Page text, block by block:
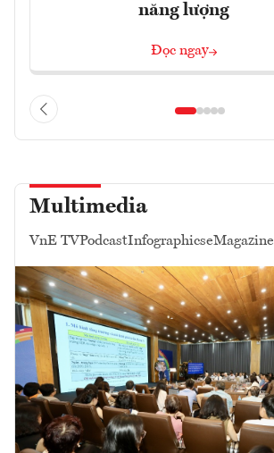
năng lượng
Đọc ngay
Multimedia
VnE TVPodcastInfographicseMagazine